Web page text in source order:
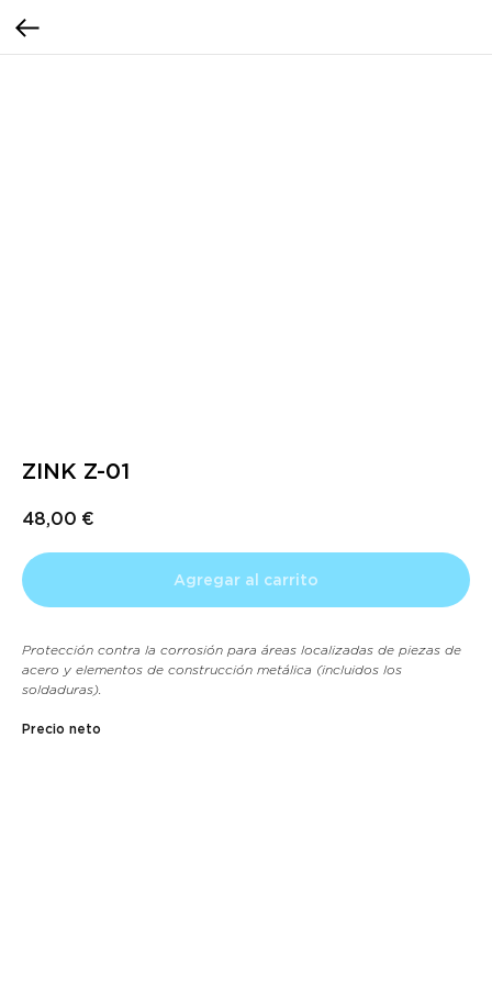
ZINK Z-01
48,00 €
Agregar al carrito
Protección contra la corrosión para áreas localizadas de piezas de
acero y elementos de construcción metálica (incluidos los
soldaduras).
Precio neto